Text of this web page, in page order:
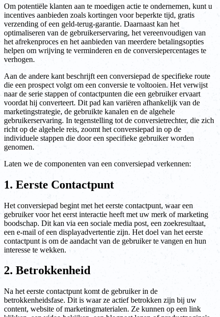
Om potentiële klanten aan te moedigen actie te ondernemen, kunt u
incentives aanbieden zoals kortingen voor beperkte tijd, gratis
verzending of een geld-terug-garantie. Daarnaast kan het
optimaliseren van de gebruikerservaring, het vereenvoudigen van
het afrekenproces en het aanbieden van meerdere betalingsopties
helpen om wrijving te verminderen en de conversiepercentages te
verhogen.
Aan de andere kant beschrijft een conversiepad de specifieke route
die een prospect volgt om een conversie te voltooien. Het verwijst
naar de serie stappen of contactpunten die een gebruiker ervaart
voordat hij converteert. Dit pad kan variëren afhankelijk van de
marketingstrategie, de gebruikte kanalen en de algehele
gebruikerservaring. In tegenstelling tot de conversietrechter, die zich
richt op de algehele reis, zoomt het conversiepad in op de
individuele stappen die door een specifieke gebruiker worden
genomen.
Laten we de componenten van een conversiepad verkennen:
1. Eerste Contactpunt
Het conversiepad begint met het eerste contactpunt, waar een
gebruiker voor het eerst interactie heeft met uw merk of marketing
boodschap. Dit kan via een sociale media post, een zoekresultaat,
een e-mail of een displayadvertentie zijn. Het doel van het eerste
contactpunt is om de aandacht van de gebruiker te vangen en hun
interesse te wekken.
2. Betrokkenheid
Na het eerste contactpunt komt de gebruiker in de
betrokkenheidsfase. Dit is waar ze actief betrokken zijn bij uw
content, website of marketingmaterialen. Ze kunnen op een link